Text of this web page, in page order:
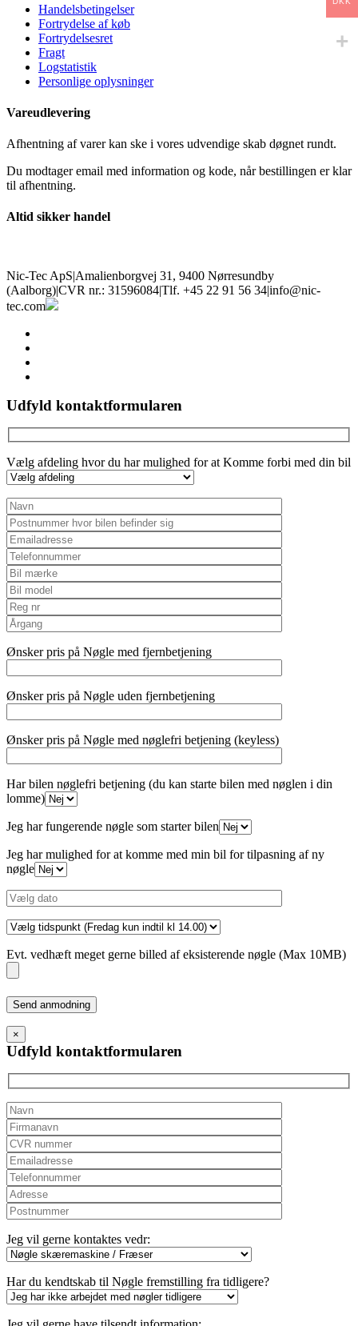
Handelsbetingelser
Fortrydelse af køb
Fortrydelsesret
Fragt
Logstatistik
Personlige oplysninger
Vareudlevering
Afhentning af varer kan ske i vores udvendige skab døgnet rundt.
Du modtager email med information og kode, når bestillingen er klar
til afhentning.
Altid sikker handel
Nic-Tec ApS|Amalienborgvej 31, 9400 Nørresundby
(Aalborg)|CVR nr.: 31596084|Tlf. +45 22 91 56 34|info@nic-
tec.com
Udfyld kontaktformularen
Vælg afdeling hvor du har mulighed for at Komme forbi med din bil
Ønsker pris på Nøgle med fjernbetjening
Ønsker pris på Nøgle uden fjernbetjening
Ønsker pris på Nøgle med nøglefri betjening (keyless)
Har bilen nøglefri betjening (du kan starte bilen med nøglen i din
lomme)
Jeg har fungerende nøgle som starter bilen
Jeg har mulighed for at komme med min bil for tilpasning af ny
nøgle
Evt. vedhæft meget gerne billed af eksisterende nøgle (Max 10MB)
Please
leave
this
field
empty.
×
Udfyld kontaktformularen
Jeg vil gerne kontaktes vedr:
Har du kendtskab til Nøgle fremstilling fra tidligere?